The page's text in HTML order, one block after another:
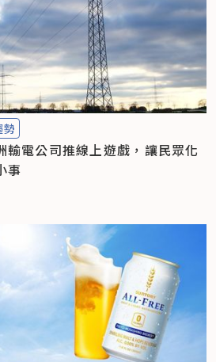
勢
輸電公司推線上遊戲，讓民眾化
事